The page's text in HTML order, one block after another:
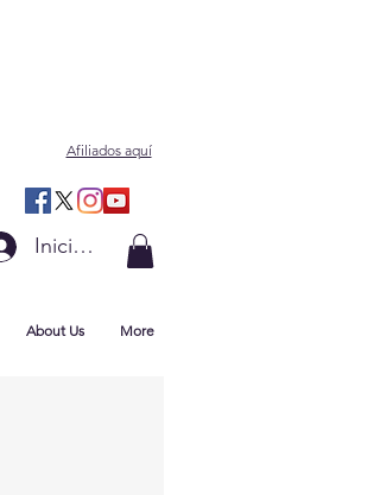
Afiliados aquí
Iniciar sesión
About Us More